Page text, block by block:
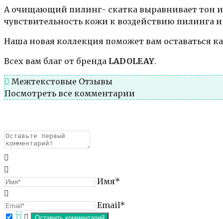
А очищающий пилинг- скатка выравнивает тон
чувствительность кожи к воздействию пилинга
Наша новая коллекция поможет вам
Всех вам благ от бренда LADOLEAY.
Межтекстовые Отзывы
Посмотреть все комментарии
Имя*
Email*